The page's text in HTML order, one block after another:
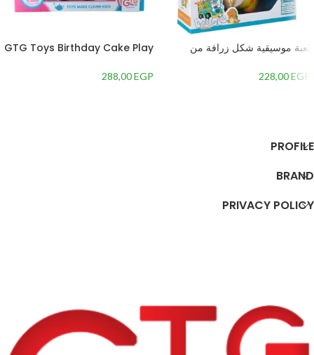
لعبة موسيقية شكل زرافة من
228,00EGP
GTG Toys Birthday Cake Play
288,00EGP
PROFILE
BRAND
PRIVACY POLICY